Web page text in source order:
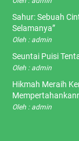
Sahur: Sebuah
Selamanya”
Oleh : admin
Seuntai Puisi
Oleh : admin
Hikmah Meraih
Oleh : admin